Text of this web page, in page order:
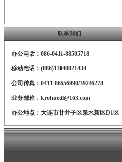
联系我们
办公电话：086-0411-88505718
移动电话：(086)13840821434
公司传真：0411-86656990/39246278
业务邮箱：krohnedl@163.com
办公地点：大连市甘井子区泉水新区D1区